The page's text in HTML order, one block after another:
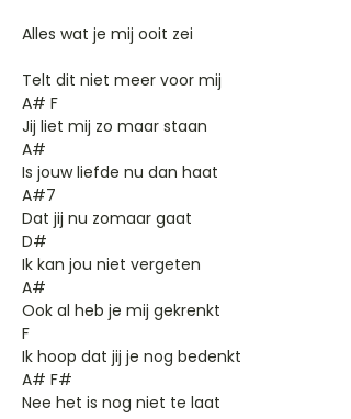
Alles wat je mij ooit zei
Telt dit niet meer voor mij
A# F
Jij liet mij zo maar staan
A#
Is jouw liefde nu dan haat
A#7
Dat jij nu zomaar gaat
D#
Ik kan jou niet vergeten
A#
Ook al heb je mij gekrenkt
F
Ik hoop dat jij je nog bedenkt
A# F#
Nee het is nog niet te laat